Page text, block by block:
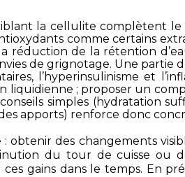
la cellulite complètent le
comme certains
réduction de la rétention
de grignotage. Une partie
l’hyperinsulinisme et
liquidienne ; proposer un
simples (hydratation
apports) renforce donc
: obtenir des changements
du tour de cuisse ou
gains dans le temps. En